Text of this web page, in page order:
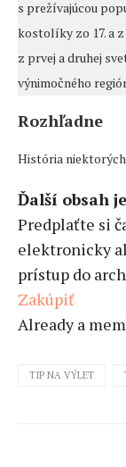
s prežívajúcou
kostolíky zo 17. a
z prvej a druhej
výnimočného
Rozhľadne
História
Ďalší obsah
Predplaťte si
elektronicky
prístup do
Zakúpiť
Already a
TIP NA VÝLET